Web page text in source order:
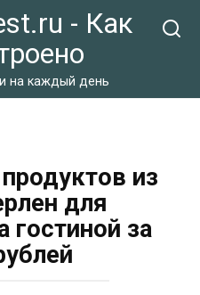
- Как
на каждый день
из
для
гостиной за